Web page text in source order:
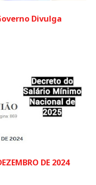
Divulga
DE 2024